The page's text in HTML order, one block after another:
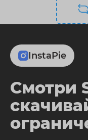
InstaPie
Смотри